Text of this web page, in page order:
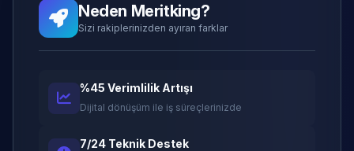
Neden Meritking?
Sizi rakiplerinizden ayıran farklar
%45 Verimlilik Artışı
Dijital dönüşüm ile iş süreçlerinizde
7/24 Teknik Destek